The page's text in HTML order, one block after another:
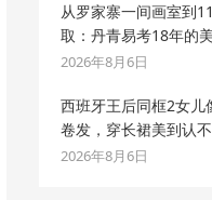
从罗家寨一间画室到
取：丹青易考18年的
2026年8月6日
西班牙王后同框2女儿
卷发，穿长裙美到认
2026年8月6日